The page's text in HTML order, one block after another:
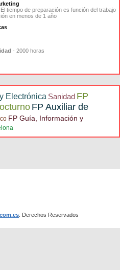
tiempo de preparación es función del trabajo
en menos de 1 año
- 2000 horas
Electrónica Sanidad FP
FP Auxiliar de
FP Guía, Información y
: Derechos Reservados